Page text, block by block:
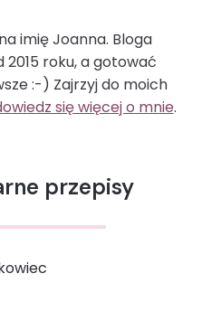
imię Joanna. Bloga
2015 roku, a gotować
:-) Zajrzyj do moich
się więcej o mnie.
przepisy